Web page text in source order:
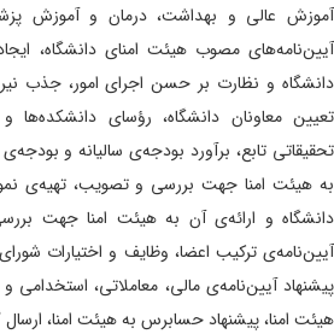
آموزش عالی و بهداشت، درمان و آموزش
آیین‌نامه‌های مصوب هیئت امنای دانشگاه،
دانشگاه و نظارت بر حسن اجرای امور، جذب
تعیین معاونان دانشگاه، رؤسای
تحقیقاتی تابع، برآورد بودجه‌ی سالیانه و
به هیئت امنا جهت بررسی و تصویب، تهیه‌ی
دانشگاه و ارائه‌ی آن به هیئت امنا جهت
آیین‌نامه‌ی ترکیب اعضا، وظایف و اختیارات
پیشنهاد آیین‌نامه‌ی مالی، معاملاتی، استخدامی
هیئت امنا، پیشنهاد حسابرس به هیئت امنا،